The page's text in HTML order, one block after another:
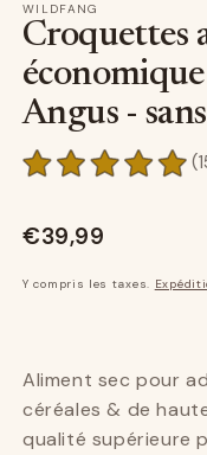
fenêtre
modale
WILDFANG
Croquettes
Angus -
€39,99
Y compris les taxes.
Aliment sec pour
céréales & de
qualité supérieure